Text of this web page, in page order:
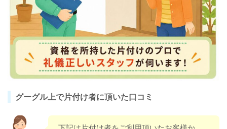
グーグル上で片付け者に頂いた口コミ